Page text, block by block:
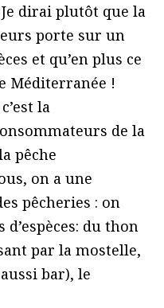
dirai plutôt que la
porte sur un
et qu’en plus ce
Méditerranée !
la
de la
pêche
on a une
pêcheries : on
du thon
par la mostelle,
bar), le